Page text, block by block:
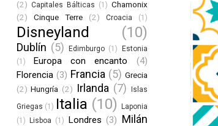
(2) Capitales Bálticas (1) Chamonix
(2)
Cinque Terre (2) Croacia (1)
Disneyland (10)
Dublín (5) Edimburgo (1)
Estonia
(1)
Europa con encanto
(4)
Florencia (3) Francia (5) Grecia
(2) Hungría (2) Irlanda (7)
Islas
Griegas (1) Italia (10)
Laponia
(1)
Lisboa (1) Londres (3) Milán